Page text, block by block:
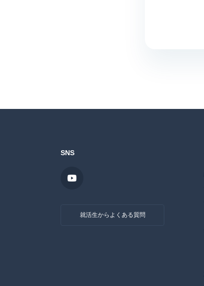
SNS
就活生からよくある質問